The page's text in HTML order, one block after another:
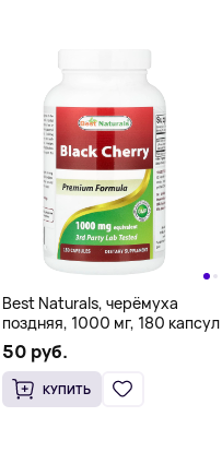
Best Naturals, черёмуха
поздняя, 1000 мг, 180 капсул
50 руб.
КУПИТЬ